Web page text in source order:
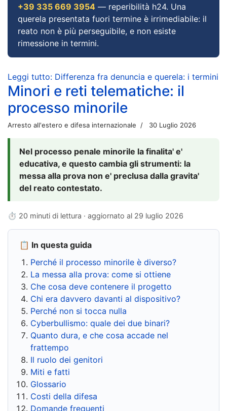
+39 335 669 3954 — reperibilità h24. Una
querela presentata fuori termine è irrimediabile: il
reato non è più perseguibile, e non esiste
rimessione in termini.
Leggi tutto: Differenza fra denuncia e querela: i termini
Minori e reti telematiche: il
processo minorile
Arresto all'estero e difesa internazionale 30 Luglio 2026
Nel processo penale minorile la finalita' e'
educativa, e questo cambia gli strumenti: la
messa alla prova non e' preclusa dalla gravita'
del reato contestato.
⏱ 20 minuti di lettura · aggiornato al 29 luglio 2026
📋 In questa guida
Perché il processo minorile è diverso?
La messa alla prova: come si ottiene
Che cosa deve contenere il progetto
Chi era davvero davanti al dispositivo?
Perché non si tocca nulla
Cyberbullismo: quale dei due binari?
Quanto dura, e che cosa accade nel
frattempo
Il ruolo dei genitori
Miti e fatti
Glossario
Costi della difesa
Domande frequenti